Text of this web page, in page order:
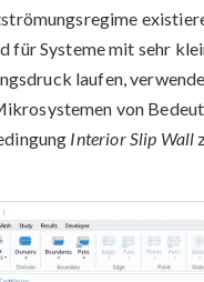
für Systeme mit sehr
laufen,
von
Interior Slip Wall